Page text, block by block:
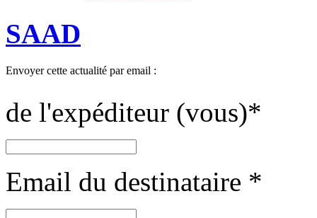
SAAD
Envoyer cette actualité par email :
de l'expéditeur (vous)*
Email du destinataire *